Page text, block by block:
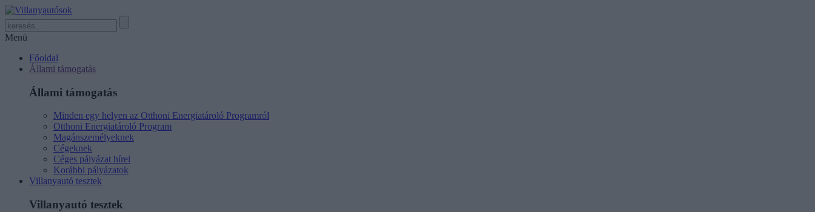
Menü
Főoldal
Állami támogatás
Állami támogatás
Minden egy helyen az Otthoni Energiatároló Programról
Otthoni Energiatároló Program
Magánszemélyeknek
Cégeknek
Céges pályázat hírei
Korábbi pályázatok
Villanyautó tesztek
Villanyautó tesztek